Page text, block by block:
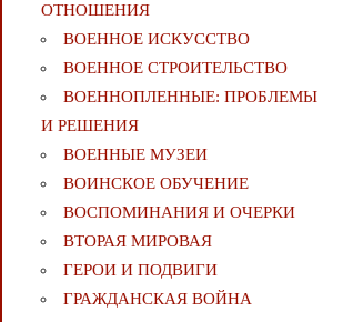
ОТНОШЕНИЯ
ВОЕННОЕ ИСКУССТВО
ВОЕННОЕ СТРОИТЕЛЬСТВО
ВОЕННОПЛЕННЫЕ: ПРОБЛЕМЫ
И РЕШЕНИЯ
ВОЕННЫЕ МУЗЕИ
ВОИНСКОЕ ОБУЧЕНИЕ
ВОСПОМИНАНИЯ И ОЧЕРКИ
ВТОРАЯ МИРОВАЯ
ГЕРОИ И ПОДВИГИ
ГРАЖДАНСКАЯ ВОЙНА